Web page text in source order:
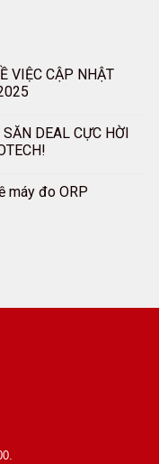
VIỆC CẬP NHẬT
DEAL CỰC HỜI
máy đo ORP